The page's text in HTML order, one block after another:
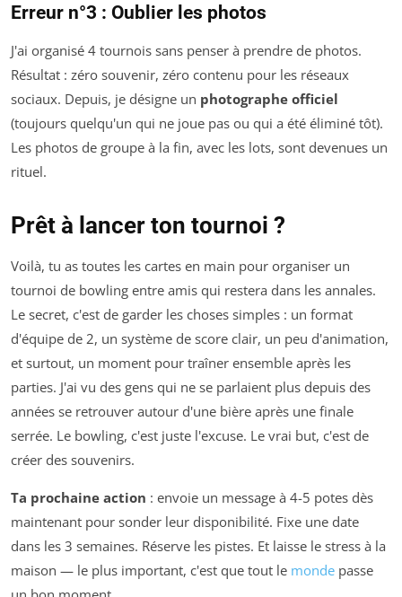
Erreur n°3 : Oublier les photos
J'ai organisé 4 tournois sans penser à prendre de photos.
Résultat : zéro souvenir, zéro contenu pour les réseaux
sociaux. Depuis, je désigne un photographe officiel
(toujours quelqu'un qui ne joue pas ou qui a été éliminé tôt).
Les photos de groupe à la fin, avec les lots, sont devenues un
rituel.
Prêt à lancer ton tournoi ?
Voilà, tu as toutes les cartes en main pour organiser un
tournoi de bowling entre amis qui restera dans les annales.
Le secret, c'est de garder les choses simples : un format
d'équipe de 2, un système de score clair, un peu d'animation,
et surtout, un moment pour traîner ensemble après les
parties. J'ai vu des gens qui ne se parlaient plus depuis des
années se retrouver autour d'une bière après une finale
serrée. Le bowling, c'est juste l'excuse. Le vrai but, c'est de
créer des souvenirs.
Ta prochaine action : envoie un message à 4-5 potes dès
maintenant pour sonder leur disponibilité. Fixe une date
dans les 3 semaines. Réserve les pistes. Et laisse le stress à la
maison — le plus important, c'est que tout le monde passe